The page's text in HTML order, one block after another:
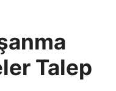
Talep